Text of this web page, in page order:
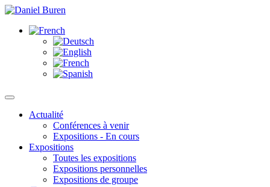
Actualité
Conférences à venir
Expositions - En cours
Expositions
Toutes les expositions
Expositions personnelles
Expositions de groupe